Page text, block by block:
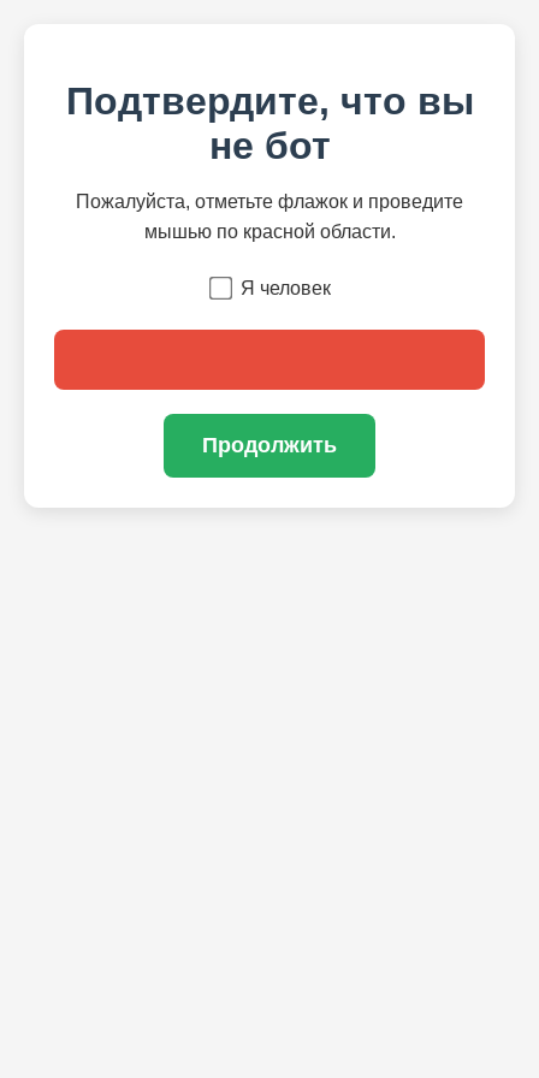
Подтвердите, что вы
не бот
Пожалуйста, отметьте флажок и проведите
мышью по красной области.
Я человек
Продолжить